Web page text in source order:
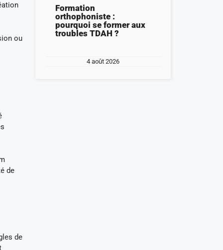
ou
de
de
Formation
orthophoniste :
pourquoi se former aux
troubles TDAH ?
4 août 2026